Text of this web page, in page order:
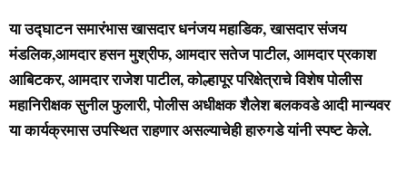
या उद्घाटन समारंभास खासदार धनंजय महाडिक, खासदार संजय
मंडलिक,आमदार हसन मुश्रीफ, आमदार सतेज पाटील, आमदार प्रकाश
आबिटकर, आमदार राजेश पाटील, कोल्हापूर परिक्षेत्राचे विशेष पोलीस
महानिरीक्षक सुनील फुलारी, पोलीस अधीक्षक शैलेश बलकवडे आदी मान्यवर
या कार्यक्रमास उपस्थित राहणार असल्याचेही हारुगडे यांनी स्पष्ट केले.